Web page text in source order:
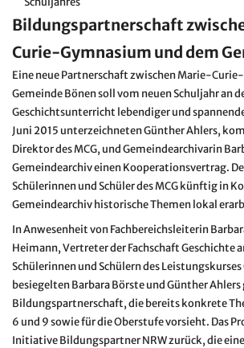
Bildungspartnerschaft
Curie-Gymnasium und dem
Eine neue Partnerschaft zwischen Marie-
Gemeinde Bönen soll vom neuen Schuljahr an
Geschichtsunterricht lebendiger und
Juni 2015 unterzeichneten Günther Ahlers,
Direktor des MCG, und Gemeindearchivarin
Gemeindearchiv einen Kooperationsvertrag.
Schülerinnen und Schüler des MCG künftig in
Gemeindearchiv historische Themen lokal
In Anwesenheit von Fachbereichsleiterin
Heimann, Vertreter der Fachschaft Geschichte
Schülerinnen und Schülern des Leistungskurses
besiegelten Barbara Börste und Günther Ahlers
Bildungspartnerschaft, die bereits konkrete
6 und 9 sowie für die Oberstufe vorsieht. Das
Initiative Bildungspartner NRW zurück, die